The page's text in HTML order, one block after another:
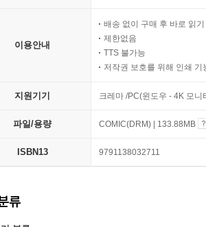
이용안내
배송 없이 구매 후 바로 읽기
제한없음
TTS 불가능
저작권 보호를 위해 인쇄 기
지원기기 크레마 /PC(윈도우 - 4K 모
파일/용량 COMIC(DRM) | 133.88MB
ISBN13 9791138032711
류